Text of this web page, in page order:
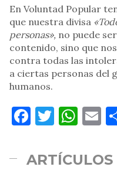
En Voluntad Popular
que nuestra divisa
personas», no puede
contenido, sino que
contra todas las
a ciertas personas del
humanos.
Facebook